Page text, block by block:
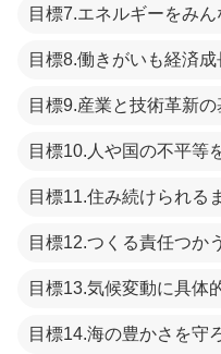
目標7.エネルギーをみ
目標8.働きがいも経済成
目標9.産業と技術革新
目標10.人や国の不平等
目標11.住み続けられる
目標12.つくる責任つか
目標13.気候変動に具体
目標14.海の豊かさを守